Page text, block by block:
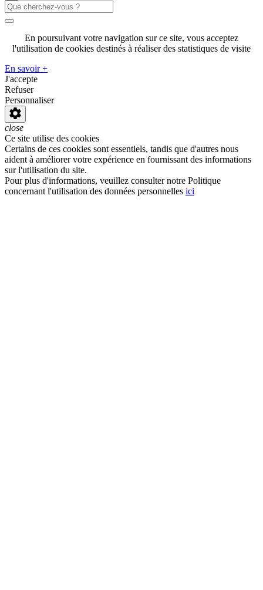
En poursuivant votre navigation sur ce site, vous acceptez
l'utilisation de cookies destinés à réaliser des statistiques de visite
En savoir +
J'accepte
Refuser
Personnaliser
close
Ce site utilise des cookies
Certains de ces cookies sont essentiels, tandis que d'autres nous
aident à améliorer votre expérience en fournissant des informations
sur l'utilisation du site.
Pour plus d'informations, veuillez consulter notre Politique
concernant l'utilisation des données personnelles ici